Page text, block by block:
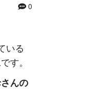
0
いる
す。
んの